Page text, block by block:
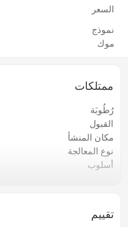
السعر
نموذج
موك
ممتلكات
رُطُوبَة
القبول
مكان المنشأ
نوع المعالجة
أسلوب
لون
تقييم